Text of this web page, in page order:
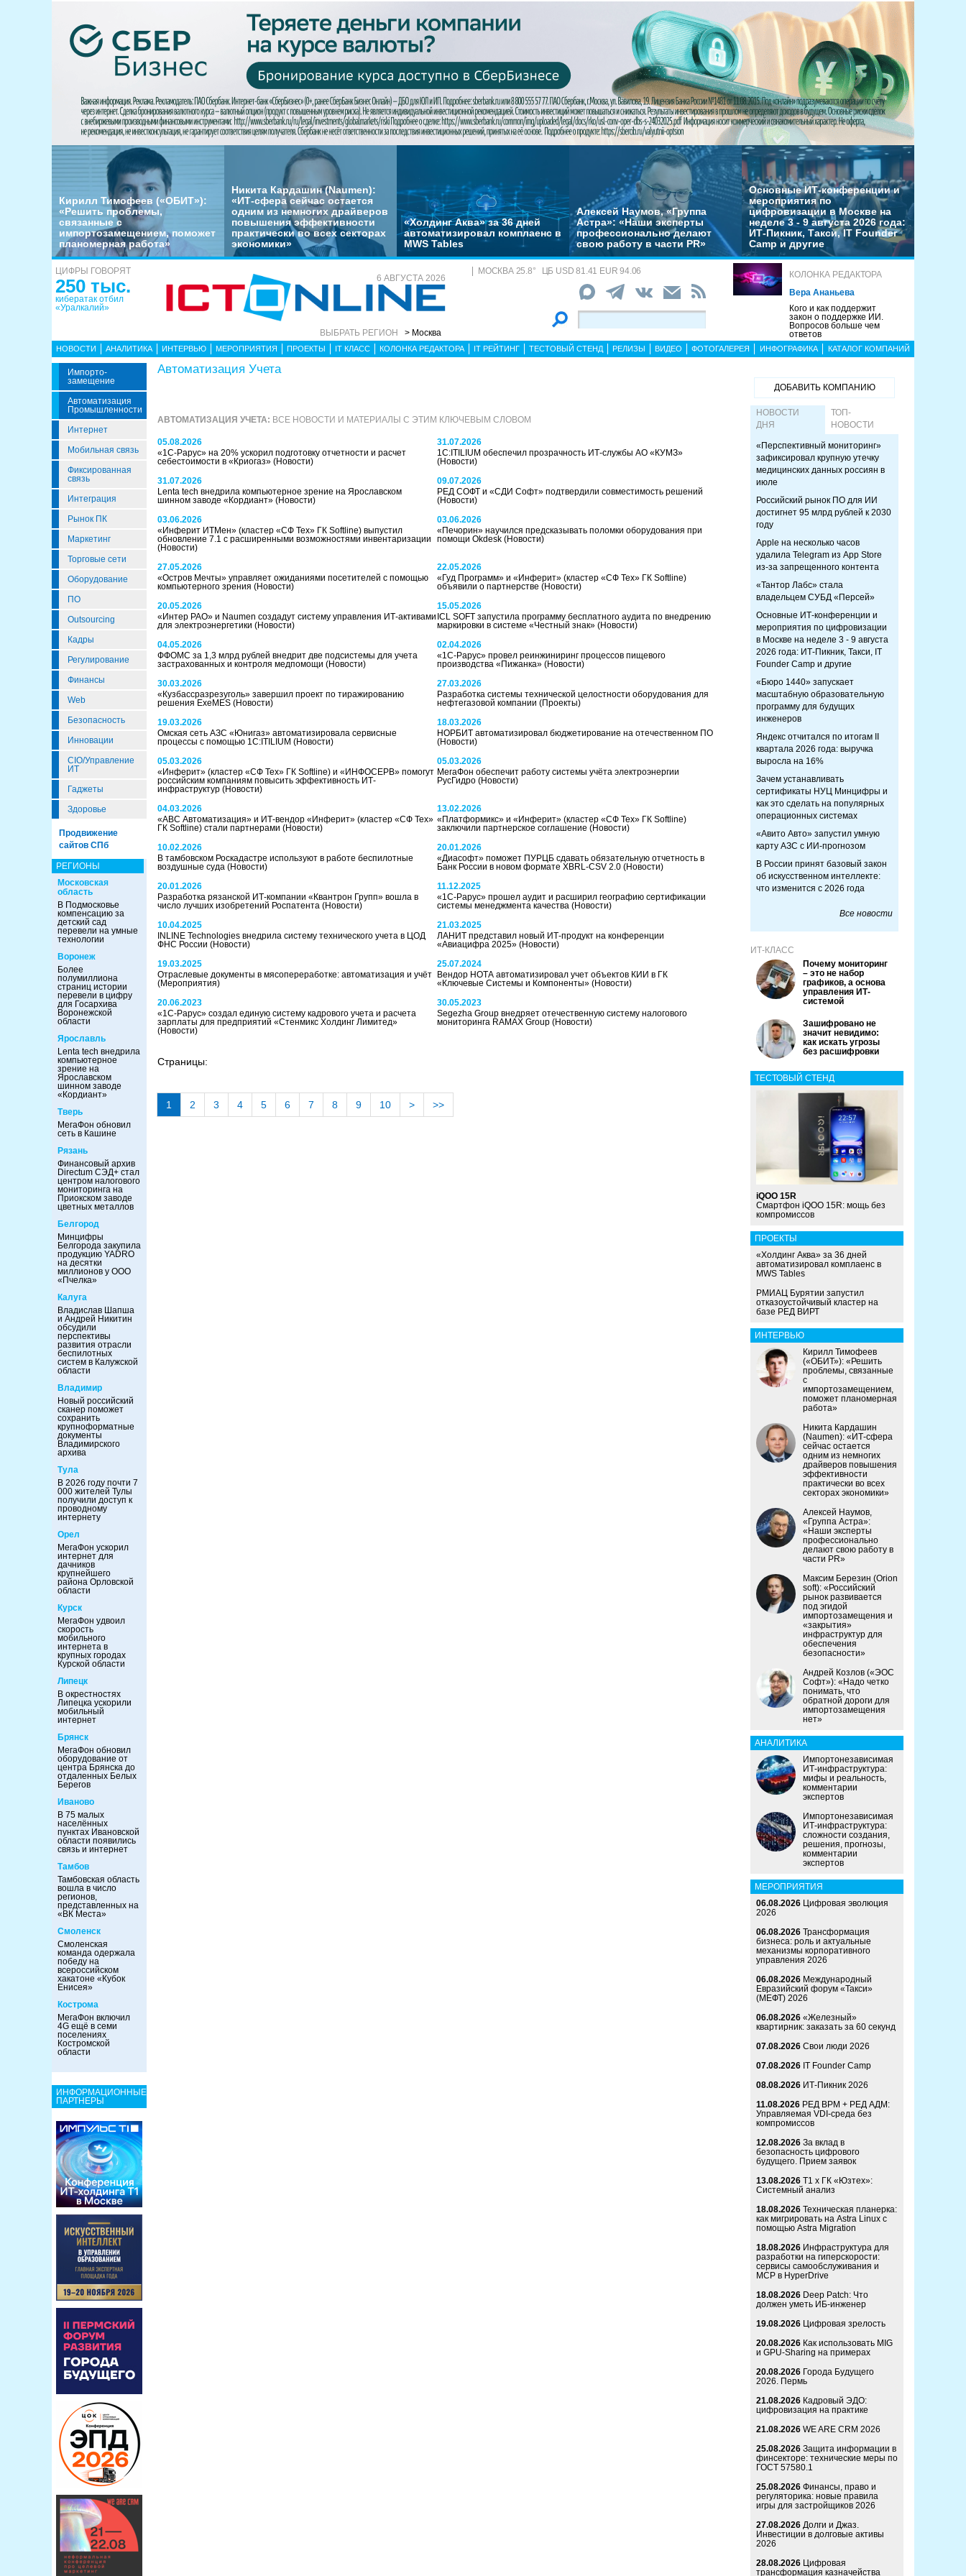
Кирилл Тимофеев («ОБИТ»):
«Решить проблемы,
связанные с
импортозамещением, поможет
планомерная работа»
Никита Кардашин (Naumen):
«ИТ-сфера сейчас остается
одним из немногих драйверов
повышения эффективности
практически во всех секторах
экономики»
«Холдинг Аква» за 36 дней
автоматизировал комплаенс в
MWS Tables
Алексей Наумов, «Группа
Астра»: «Наши эксперты
профессионально делают
свою работу в части PR»
Основные ИТ-конференции и
мероприятия по
цифровизации в Москве на
неделе 3 - 9 августа 2026 года:
ИТ-Пикник, Такси, IT Founder
Camp и другие
ЦИФРЫ ГОВОРЯТ
250 тыс.
кибератак отбил
«Уралкалий»
6 АВГУСТА 2026
ВЫБРАТЬ РЕГИОН > Москва
МОСКВА 25.8° ЦБ USD 81.41 EUR 94.06
КОЛОНКА РЕДАКТОРА
Вера Ананьева
Кого и как поддержит
закон о поддержке ИИ.
Вопросов больше чем
ответов
НОВОСТИ АНАЛИТИКА ИНТЕРВЬЮ МЕРОПРИЯТИЯ ПРОЕКТЫ IT КЛАСС КОЛОНКА РЕДАКТОРА IT РЕЙТИНГ ТЕСТОВЫЙ СТЕНД РЕЛИЗЫ ВИДЕО ФОТОГАЛЕРЕЯ ИНФОГРАФИКА КАТАЛОГ КОМПАНИЙ
Импорто­
Замещение
Автоматизация
Промышленности
Интернет
Мобильная связь
Фиксированная
связь
Интеграция
Рынок ПК
Маркетинг
Торговые сети
Оборудование
ПО
Outsourcing
Кадры
Регулирование
Финансы
Web
Безопасность
Инновации
CIO/Управление
ИТ
Гаджеты
Здоровье
Продвижение
сайтов СПб
РЕГИОНЫ
Московская
область
В Подмосковье
компенсацию за
детский сад
перевели на умные
технологии
Воронеж
Более
полумиллиона
страниц истории
перевели в цифру
для Госархива
Воронежской
области
Ярославль
Lenta tech внедрила
компьютерное
зрение на
Ярославском
шинном заводе
«Кордиант»
Тверь
МегаФон обновил
сеть в Кашине
Рязань
Финансовый архив
Directum СЭД+ стал
центром налогового
мониторинга на
Приокском заводе
цветных металлов
Белгород
Минцифры
Белгорода закупила
продукцию YADRO
на десятки
миллионов у ООО
«Пчелка»
Калуга
Владислав Шапша
и Андрей Никитин
обсудили
перспективы
развития отрасли
беспилотных
систем в Калужской
области
Владимир
Новый российский
сканер поможет
сохранить
крупноформатные
документы
Владимирского
архива
Тула
В 2026 году почти 7
000 жителей Тулы
получили доступ к
проводному
интернету
Орел
МегаФон ускорил
интернет для
дачников
крупнейшего
района Орловской
области
Курск
МегаФон удвоил
скорость
мобильного
интернета в
крупных городах
Курской области
Липецк
В окрестностях
Липецка ускорили
мобильный
интернет
Брянск
МегаФон обновил
оборудование от
центра Брянска до
отдаленных Белых
Берегов
Иваново
В 75 малых
населённых
пунктах Ивановской
области появились
связь и интернет
Тамбов
Тамбовская область
вошла в число
регионов,
представленных на
«ВК Места»
Смоленск
Смоленская
команда одержала
победу на
всероссийском
хакатоне «Кубок
Енисея»
Кострома
МегаФон включил
4G ещё в семи
поселениях
Костромской
области
ИНФОРМАЦИОННЫЕ
ПАРТНЕРЫ
Автоматизация Учета
АВТОМАТИЗАЦИЯ УЧЕТА: ВСЕ НОВОСТИ И МАТЕРИАЛЫ С ЭТИМ КЛЮЧЕВЫМ СЛОВОМ
05.08.2026
«1С-Рарус» на 20% ускорил подготовку отчетности и расчет
себестоимости в «Криогаз» (Новости)
31.07.2026
1С:ITILIUM обеспечил прозрачность ИТ-службы АО «КУМЗ»
(Новости)
31.07.2026
Lenta tech внедрила компьютерное зрение на Ярославском
шинном заводе «Кордиант» (Новости)
09.07.2026
РЕД СОФТ и «СДИ Софт» подтвердили совместимость решений
(Новости)
03.06.2026
«Инферит ИТМен» (кластер «СФ Тех» ГК Softline) выпустил
обновление 7.1 с расширенными возможностями инвентаризации
(Новости)
03.06.2026
«Печорин» научился предсказывать поломки оборудования при
помощи Okdesk (Новости)
27.05.2026
«Остров Мечты» управляет ожиданиями посетителей с помощью
компьютерного зрения (Новости)
22.05.2026
«Гуд Программ» и «Инферит» (кластер «СФ Тех» ГК Softline)
объявили о партнерстве (Новости)
20.05.2026
«Интер РАО» и Naumen создадут систему управления ИТ-активами
для электроэнергетики (Новости)
15.05.2026
ICL SOFT запустила программу бесплатного аудита по внедрению
маркировки в системе «Честный знак» (Новости)
04.05.2026
ФФОМС за 1,3 млрд рублей внедрит две подсистемы для учета
застрахованных и контроля медпомощи (Новости)
02.04.2026
«1С-Рарус» провел реинжиниринг процессов пищевого
производства «Пижанка» (Новости)
30.03.2026
«Кузбассразрезуголь» завершил проект по тиражированию
решения ExeMES (Новости)
27.03.2026
Разработка системы технической целостности оборудования для
нефтегазовой компании (Проекты)
19.03.2026
Омская сеть АЗС «Юнигаз» автоматизировала сервисные
процессы с помощью 1С:ITILIUM (Новости)
18.03.2026
НОРБИТ автоматизировал бюджетирование на отечественном ПО
(Новости)
05.03.2026
«Инферит» (кластер «СФ Тех» ГК Softline) и «ИНФОСЕРВ» помогут
российским компаниям повысить эффективность ИТ-
инфраструктур (Новости)
05.03.2026
МегаФон обеспечит работу системы учёта электроэнергии
РусГидро (Новости)
04.03.2026
«ABC Автоматизация» и ИТ-вендор «Инферит» (кластер «СФ Тех»
ГК Softline) стали партнерами (Новости)
13.02.2026
«Платформикс» и «Инферит» (кластер «СФ Тех» ГК Softline)
заключили партнерское соглашение (Новости)
10.02.2026
В тамбовском Роскадастре используют в работе беспилотные
воздушные суда (Новости)
20.01.2026
«Диасофт» поможет ПУРЦБ сдавать обязательную отчетность в
Банк России в новом формате XBRL-CSV 2.0 (Новости)
20.01.2026
Разработка рязанской ИТ-компании «Квантрон Групп» вошла в
число лучших изобретений Роспатента (Новости)
11.12.2025
«1С-Рарус» прошел аудит и расширил географию сертификации
системы менеджмента качества (Новости)
10.04.2025
INLINE Technologies внедрила систему технического учета в ЦОД
ФНС России (Новости)
21.03.2025
ЛАНИТ представил новый ИТ-продукт на конференции
«Авиацифра 2025» (Новости)
19.03.2025
Отраслевые документы в мясопереработке: автоматизация и учёт
(Мероприятия)
25.07.2024
Вендор НОТА автоматизировал учет объектов КИИ в ГК
«Ключевые Системы и Компоненты» (Новости)
20.06.2023
«1С‑Рарус» создал единую систему кадрового учета и расчета
зарплаты для предприятий «Стенмикс Холдинг Лимитед»
(Новости)
30.05.2023
Segezha Group внедряет отечественную систему налогового
мониторинга RAMAX Group (Новости)
Страницы:
1 2 3 4 5 6 7 8 9 10 > >>
ДОБАВИТЬ КОМПАНИЮ
НОВОСТИ
ДНЯ
ТОП-
НОВОСТИ
«Перспективный мониторинг»
зафиксировал крупную утечку
медицинских данных россиян в
июле
Российский рынок ПО для ИИ
достигнет 95 млрд рублей к 2030
году
Apple на несколько часов
удалила Telegram из App Store
из-за запрещенного контента
«Тантор Лабс» стала
владельцем СУБД «Персей»
Основные ИТ-конференции и
мероприятия по цифровизации
в Москве на неделе 3 - 9 августа
2026 года: ИТ-Пикник, Такси, IT
Founder Camp и другие
«Бюро 1440» запускает
масштабную образовательную
программу для будущих
инженеров
Яндекс отчитался по итогам II
квартала 2026 года: выручка
выросла на 16%
Зачем устанавливать
сертификаты НУЦ Минцифры и
как это сделать на популярных
операционных системах
«Авито Авто» запустил умную
карту АЗС с ИИ-прогнозом
В России принят базовый закон
об искусственном интеллекте:
что изменится с 2026 года
Все новости
ИТ-КЛАСС
Почему мониторинг
– это не набор
графиков, а основа
управления ИТ-
системой
Зашифровано не
значит невидимо:
как искать угрозы
без расшифровки
ТЕСТОВЫЙ СТЕНД
iQOO 15R
Смартфон iQOO 15R: мощь без
компромиссов
ПРОЕКТЫ
«Холдинг Аква» за 36 дней
автоматизировал комплаенс в
MWS Tables
РМИАЦ Бурятии запустил
отказоустойчивый кластер на
базе РЕД ВИРТ
ИНТЕРВЬЮ
Кирилл Тимофеев
(«ОБИТ»): «Решить
проблемы, связанные
с
импортозамещением,
поможет планомерная
работа»
Никита Кардашин
(Naumen): «ИТ-сфера
сейчас остается
одним из немногих
драйверов повышения
эффективности
практически во всех
секторах экономики»
Алексей Наумов,
«Группа Астра»:
«Наши эксперты
профессионально
делают свою работу в
части PR»
Максим Березин (Orion
soft): «Российский
рынок развивается
под эгидой
импортозамещения и
«закрытия»
инфраструктур для
обеспечения
безопасности»
Андрей Козлов («ЭОС
Софт»): «Надо четко
понимать, что
обратной дороги для
импортозамещения
нет»
АНАЛИТИКА
Импортонезависимая
ИТ-инфраструктура:
мифы и реальность,
комментарии
экспертов
Импортонезависимая
ИТ-инфраструктура:
сложности создания,
решения, прогнозы,
комментарии
экспертов
МЕРОПРИЯТИЯ
06.08.2026 Цифровая эволюция
2026
06.08.2026 Трансформация
бизнеса: роль и актуальные
механизмы корпоративного
управления 2026
06.08.2026 Международный
Евразийский форум «Такси»
(МЕФТ) 2026
06.08.2026 «Железный»
квартирник: заказать за 60 секунд
07.08.2026 Свои люди 2026
07.08.2026 IT Founder Camp
08.08.2026 ИТ-Пикник 2026
11.08.2026 РЕД ВРМ + РЕД АДМ:
Управляемая VDI-среда без
компромиссов
12.08.2026 За вклад в
безопасность цифрового
будущего. Прием заявок
13.08.2026 Т1 x ГК «Юзтех»:
Системный анализ
18.08.2026 Техническая планерка:
как мигрировать на Astra Linux с
помощью Astra Migration
18.08.2026 Инфраструктура для
разработки на гиперскорости:
сервисы самообслуживания и
MCP в HyperDrive
18.08.2026 Deep Patch: Что
должен уметь ИБ-инженер
19.08.2026 Цифровая зрелость
20.08.2026 Как использовать MIG
и GPU-Sharing на примерах
20.08.2026 Города Будущего
2026. Пермь
21.08.2026 Кадровый ЭДО:
цифровизация на практике
21.08.2026 WE ARE CRM 2026
25.08.2026 Защита информации в
финсекторе: технические меры по
ГОСТ 57580.1
25.08.2026 Финансы, право и
регуляторика: новые правила
игры для застройщиков 2026
27.08.2026 Долги и Джаз.
Инвестиции в долговые активы
2026
28.08.2026 Цифровая
трансформация казначейства